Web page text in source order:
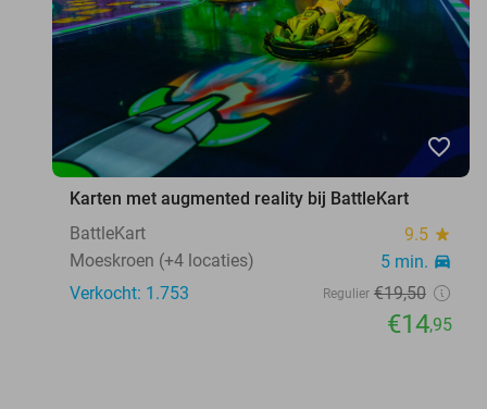
favorite_border
Karten met augmented reality bij BattleKart
BattleKart
9.5 star
Moeskroen (+4 locaties) 5 min. directions_car
Verkocht: 1.753 Regulier €19,50
€14,95